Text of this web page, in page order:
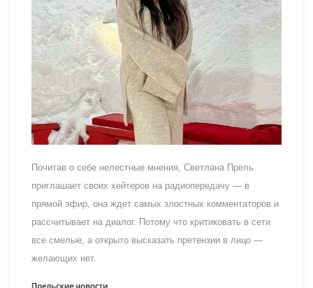
Почитав о себе нелестные мнения, Светлана Прель
приглашает своих хейтеров на радиопередачу — в
прямой эфир, она ждет самых злостных комментаторов и
рассчитывает на диалог. Потому что критиковать в сети
все смелые, а открыто высказать претензии в лицо —
желающих нет.